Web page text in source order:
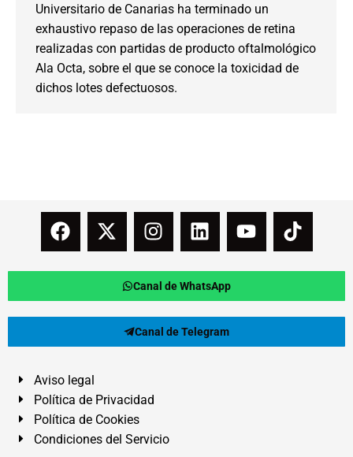
Universitario de Canarias ha terminado un
exhaustivo repaso de las operaciones de retina
realizadas con partidas de producto oftalmológico
Ala Octa, sobre el que se conoce la toxicidad de
dichos lotes defectuosos.
Canal de WhatsApp
Canal de Telegram
Aviso legal
Política de Privacidad
Política de Cookies
Condiciones del Servicio